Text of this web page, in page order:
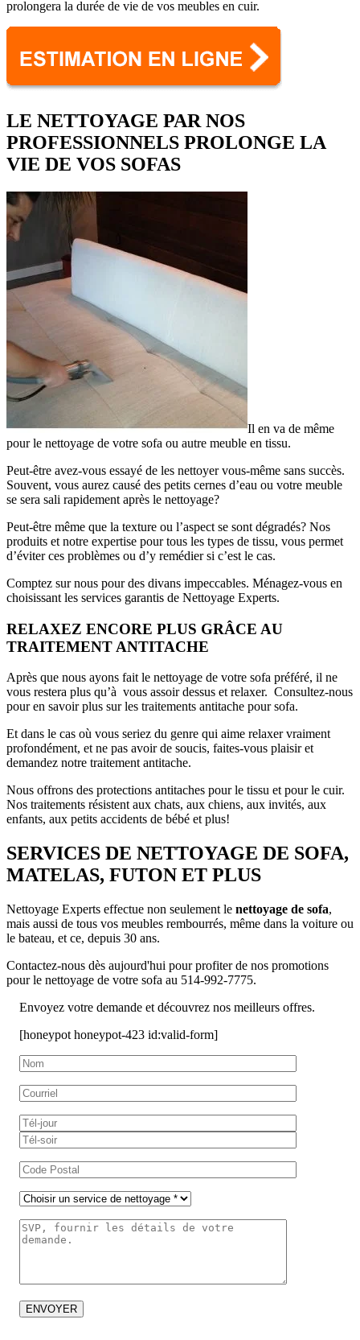
prolongera la durée de vie de vos meubles en cuir.
LE NETTOYAGE PAR NOS
PROFESSIONNELS PROLONGE LA
VIE DE VOS SOFAS
Il en va de même
pour le nettoyage de votre sofa ou autre meuble en tissu.
Peut-être avez-vous essayé de les nettoyer vous-même sans succès.
Souvent, vous aurez causé des petits cernes d’eau ou votre meuble
se sera sali rapidement après le nettoyage?
Peut-être même que la texture ou l’aspect se sont dégradés? Nos
produits et notre expertise pour tous les types de tissu, vous permet
d’éviter ces problèmes ou d’y remédier si c’est le cas.
Comptez sur nous pour des divans impeccables. Ménagez-vous en
choisissant les services garantis de Nettoyage Experts.
RELAXEZ ENCORE PLUS GRÂCE AU
TRAITEMENT ANTITACHE
Après que nous ayons fait le nettoyage de votre sofa préféré, il ne
vous restera plus qu’à vous assoir dessus et relaxer. Consultez-nous
pour en savoir plus sur les traitements antitache pour sofa.
Et dans le cas où vous seriez du genre qui aime relaxer vraiment
profondément, et ne pas avoir de soucis, faites-vous plaisir et
demandez notre traitement antitache.
Nous offrons des protections antitaches pour le tissu et pour le cuir.
Nos traitements résistent aux chats, aux chiens, aux invités, aux
enfants, aux petits accidents de bébé et plus!
SERVICES DE NETTOYAGE DE SOFA,
MATELAS, FUTON ET PLUS
Nettoyage Experts effectue non seulement le nettoyage de sofa,
mais aussi de tous vos meubles rembourrés, même dans la voiture ou
le bateau, et ce, depuis 30 ans.
Contactez-nous dès aujourd'hui pour profiter de nos promotions
pour le nettoyage de votre sofa au 514-992-7775.
Envoyez votre demande et découvrez nos meilleurs offres.
[honeypot honeypot-423 id:valid-form]